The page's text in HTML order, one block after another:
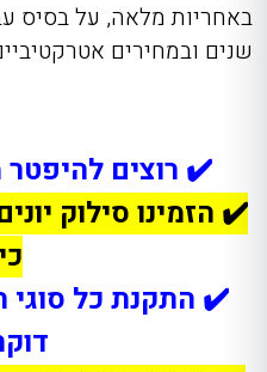
שנים ובמחירים
✔️ רוצים להיפטר
✔️ הזמינו סילוק
✔️ התקנת כל סוגי